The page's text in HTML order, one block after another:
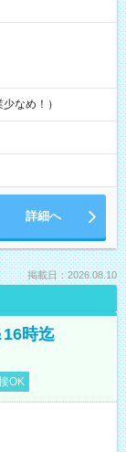
なめ！）
詳細へ
掲載日：2026.08.10
時迄
OK